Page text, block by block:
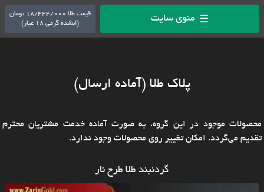
☰ منوی سایت
قیمت طلا 18/444/000 تومان
(ابشده گرمی 18 عیار)
پلاک طلا (آماده ارسال)
محصولات موجود در این گروه، به صورت آماده خدمت مشتریان محترم
تقدیم می‌گردد. امکان تغییر روی محصولات وجود ندارد.
گردنبند طلا طرح نار